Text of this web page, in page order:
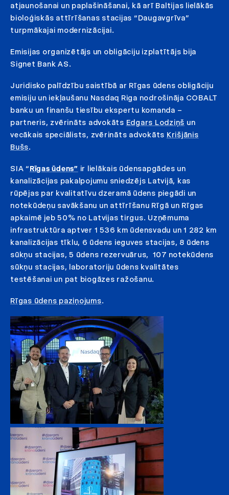
atjaunošanai un paplašināšanai, kā arī Baltijas lielākās
bioloģiskās attīrīšanas stacijas “Daugavgrīva”
turpmākajai modernizācijai.
Emisijas organizētājs un obligāciju izplatītājs bija
Signet Bank AS.
Juridisko palīdzību saistībā ar Rīgas ūdens obligāciju
emisiju un iekļaušanu Nasdaq Riga nodrošināja COBALT
banku un finanšu tiesību ekspertu komanda –
partneris, zvērināts advokāts Edgars Lodziņš un
vecākais speciālists, zvērināts advokāts Krišjānis
Bušs.
SIA “Rīgas ūdens” ir lielākais ūdensapgādes un
kanalizācijas pakalpojumu sniedzējs Latvijā, kas
rūpējas par kvalitatīvu dzeramā ūdens piegādi un
notekūdeņu savākšanu un attīrīšanu Rīgā un Rīgas
apkaimē jeb 50% no Latvijas tirgus. Uzņēmuma
infrastruktūra aptver 1 536 km ūdensvadu un 1 282 km
kanalizācijas tīklu, 6 ūdens ieguves stacijas, 8 ūdens
sūkņu stacijas, 5 ūdens rezervuārus, 107 notekūdens
sūkņu stacijas, laboratoriju ūdens kvalitātes
testēšanai un pat biogāzes ražošanu.
Rīgas ūdens paziņojums.